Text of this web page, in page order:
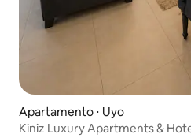
Apartamento ⋅ Uyo
Kiniz Luxury Apartments &